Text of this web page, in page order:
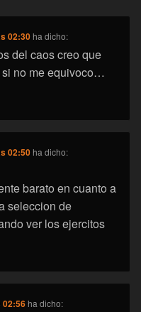
02:30 ha dicho:
del caos creo que
no me equivoco…
02:50 ha dicho:
barato en cuanto a
seleccion de
ver los ejercitos
02:56 ha dicho: